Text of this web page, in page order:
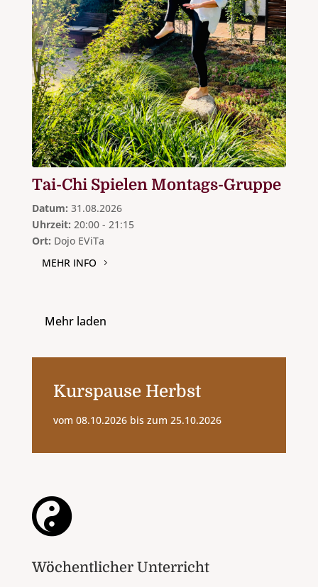
Tai-Chi Spielen Montags-Gruppe
Datum: 31.08.2026
Uhrzeit: 20:00 - 21:15
Ort: Dojo EViTa
MEHR INFO
Mehr laden
Kurspause Herbst
vom 08.10.2026 bis zum 25.10.2026

Wöchentlicher Unterricht